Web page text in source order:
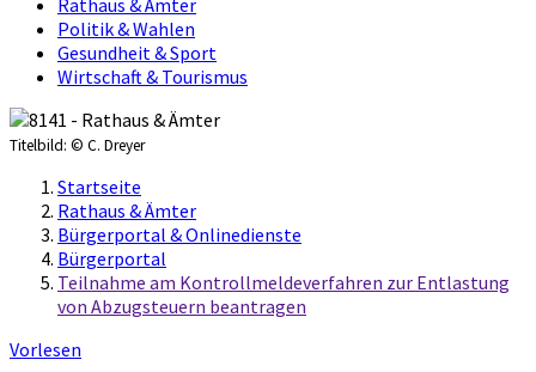
Rathaus & Ämter
Politik & Wahlen
Gesundheit & Sport
Wirtschaft & Tourismus
Titelbild: © C. Dreyer
Startseite
Rathaus & Ämter
Bürgerportal & Onlinedienste
Bürgerportal
Teilnahme am Kontrollmeldeverfahren zur Entlastung
von Abzugsteuern beantragen
Vorlesen